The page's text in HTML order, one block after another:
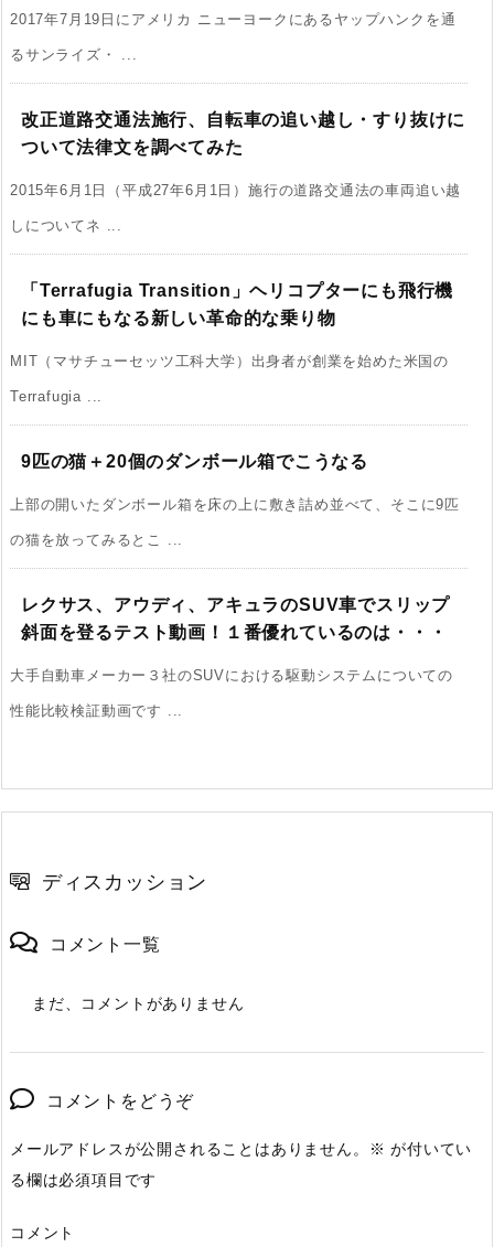
2017年7月19日にアメリカ ニューヨークにあるヤップハンクを通
るサンライズ・ ...
改正道路交通法施行、自転車の追い越し・すり抜けに
ついて法律文を調べてみた
2015年6月1日（平成27年6月1日）施行の道路交通法の車両追い越
しについてネ ...
「Terrafugia Transition」ヘリコプターにも飛行機
にも車にもなる新しい革命的な乗り物
MIT（マサチューセッツ工科大学）出身者が創業を始めた米国の
Terrafugia ...
9匹の猫＋20個のダンボール箱でこうなる
上部の開いたダンボール箱を床の上に敷き詰め並べて、そこに9匹
の猫を放ってみるとこ ...
レクサス、アウディ、アキュラのSUV車でスリップ
斜面を登るテスト動画！１番優れているのは・・・
大手自動車メーカー３社のSUVにおける駆動システムについての
性能比較検証動画です ...
ディスカッション
コメント一覧
まだ、コメントがありません
コメントをどうぞ
メールアドレスが公開されることはありません。 ※ が付いてい
る欄は必須項目です
コメント